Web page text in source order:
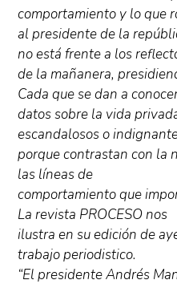
comportamiento y lo que
al presidente de la
no está frente a los
de la mañanera,
Cada que se dan a
datos sobre la vida
escandalosos o
porque contrastan con la
las líneas de
comportamiento que
La revista PROCESO nos
ilustra en su edición de
trabajo periodistico.
“El presidente Andrés